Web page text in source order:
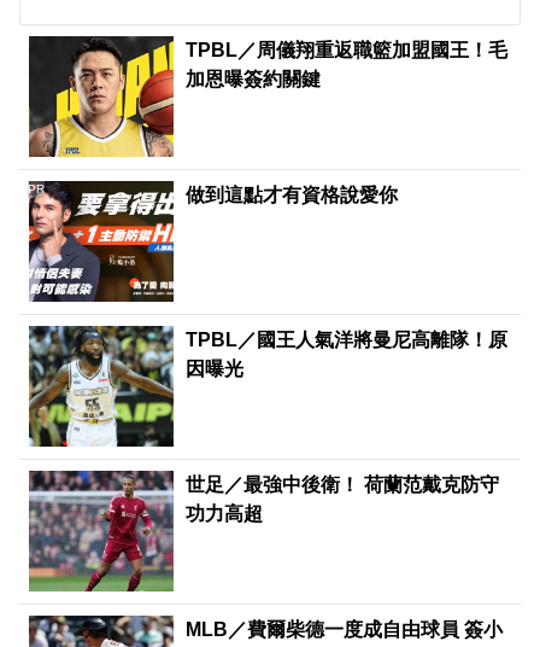
TPBL／周儀翔重返職籃加盟國王！毛
加恩曝簽約關鍵
做到這點才有資格說愛你
PR
TPBL／國王人氣洋將曼尼高離隊！原
因曝光
世足／最強中後衛！ 荷蘭范戴克防守
功力高超
MLB／費爾柴德一度成自由球員 簽小